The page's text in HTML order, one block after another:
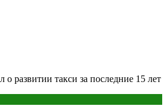
о развитии такси за последние 15 лет